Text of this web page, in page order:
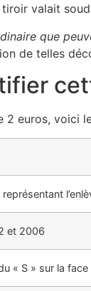
valait
que
de telles
euros, voici
et 2006
« S » sur la